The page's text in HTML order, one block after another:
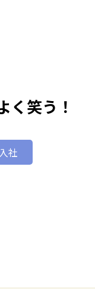
く笑う！
社